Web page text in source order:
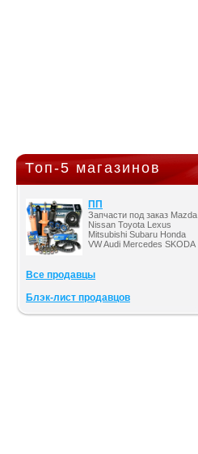
Топ-5 магазинов
ПП
Запчасти под заказ Mazda
Nissan Toyota Lexus
Mitsubishi Subaru Honda
VW Audi Mercedes SKODA
Все продавцы
Блэк-лист продавцов